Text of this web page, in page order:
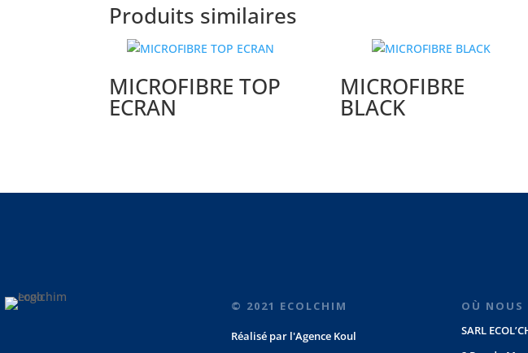
Produits similaires
MICROFIBRE TOP
ECRAN
MICROFIBRE
BLACK
© 2021 ECOLCHIM
Réalisé par l'Agence Koul
OÙ NOUS
SARL